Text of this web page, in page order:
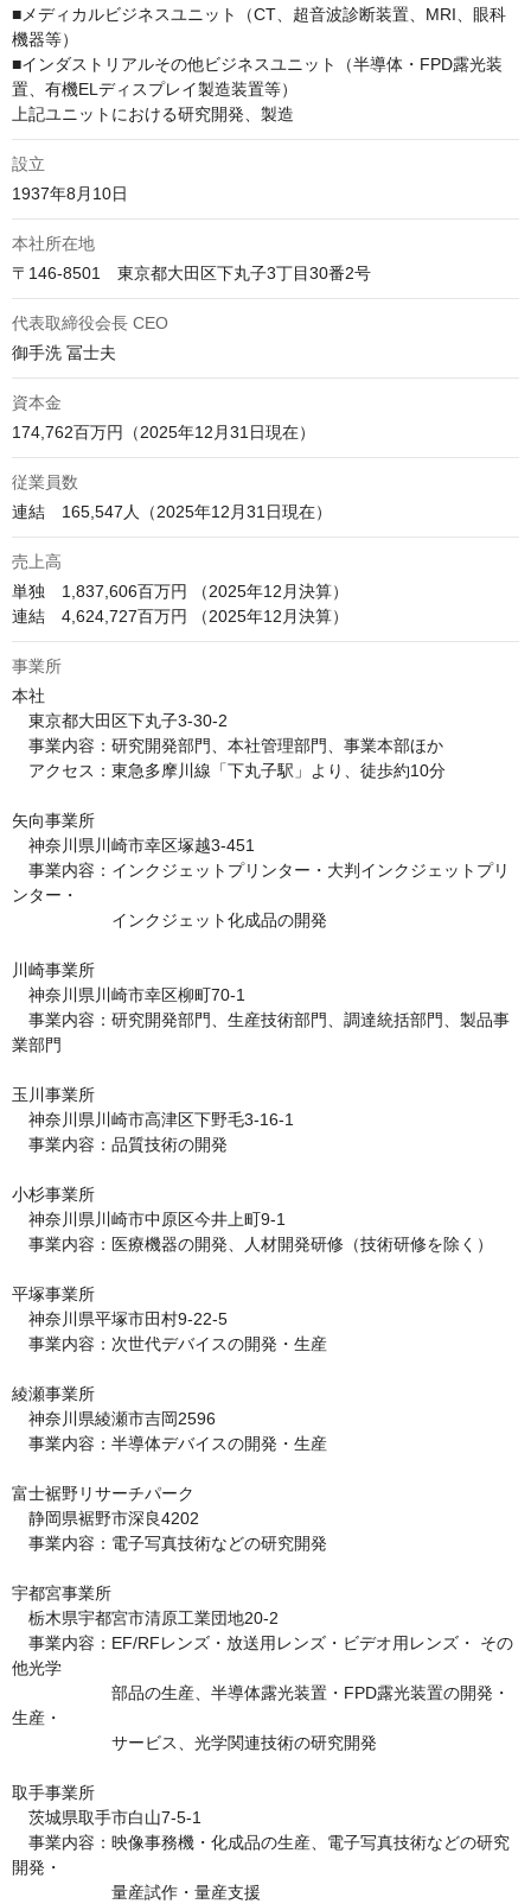
■メディカルビジネスユニット（CT、超音波診断装置、MRI、眼科
機器等）
■インダストリアルその他ビジネスユニット（半導体・FPD露光装
置、有機ELディスプレイ製造装置等）
上記ユニットにおける研究開発、製造
設立
1937年8月10日
本社所在地
〒146-8501　東京都大田区下丸子3丁目30番2号
代表取締役会長 CEO
御手洗 冨士夫
資本金
174,762百万円（2025年12月31日現在）
従業員数
売上高
単独　1,837,606百万円 （2025年12月決算）
連結　4,624,727百万円 （2025年12月決算）
事業所
本社
東京都大田区下丸子3-30-2
事業内容：研究開発部門、本社管理部門、事業本部ほか
アクセス：東急多摩川線「下丸子駅」より、徒歩約10分
矢向事業所
神奈川県川崎市幸区塚越3-451
事業内容：インクジェットプリンター・大判インクジェットプリ
ンター・
インクジェット化成品の開発
川崎事業所
神奈川県川崎市幸区柳町70-1
事業内容：研究開発部門、生産技術部門、調達統括部門、製品事
業部門
玉川事業所
神奈川県川崎市高津区下野毛3-16-1
事業内容：品質技術の開発
小杉事業所
神奈川県川崎市中原区今井上町9-1
事業内容：医療機器の開発、人材開発研修（技術研修を除く）
平塚事業所
神奈川県平塚市田村9-22-5
事業内容：次世代デバイスの開発・生産
綾瀬事業所
神奈川県綾瀬市吉岡2596
事業内容：半導体デバイスの開発・生産
富士裾野リサーチパーク
静岡県裾野市深良4202
事業内容：電子写真技術などの研究開発
宇都宮事業所
栃木県宇都宮市清原工業団地20-2
事業内容：EF/RFレンズ・放送用レンズ・ビデオ用レンズ・ その
他光学
部品の生産、半導体露光装置・FPD露光装置の開発・
生産・
サービス、光学関連技術の研究開発
取手事業所
茨城県取手市白山7-5-1
事業内容：映像事務機・化成品の生産、電子写真技術などの研究
開発・
量産試作・量産支援